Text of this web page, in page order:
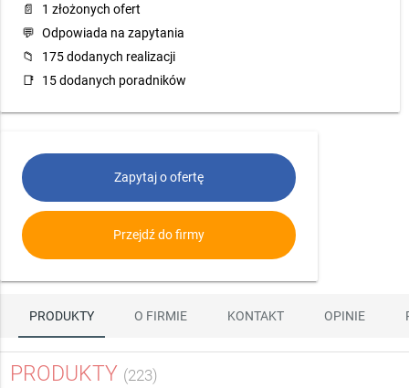
📄
1 złożonych ofert
💬 Odpowiada na zapytania
📁
175 dodanych realizacji
📑
15 dodanych poradników
Zapytaj o ofertę
Przejdź do firmy
PRODUKTY O FIRMIE KONTAKT OPINIE
PRODUKTY (223)